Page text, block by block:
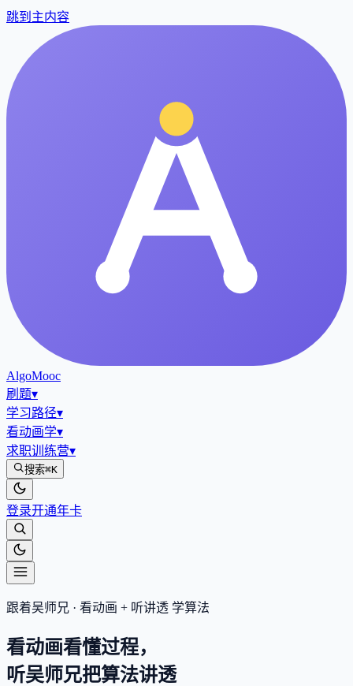
跳到主内容
AlgoMooc
刷题▾
学习路径▾
看动画学▾
求职训练营▾
搜索⌘K
登录开通年卡
跟着吴师兄 · 看动画 + 听讲透 学算法
看动画看懂过程，
听吴师兄把算法讲透